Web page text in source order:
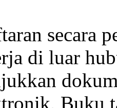
secara
di luar
Buku